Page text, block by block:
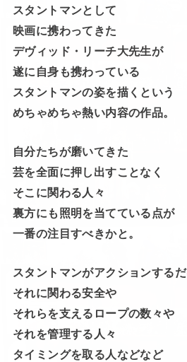
スタントマンとして
映画に携わってきた
デヴィッド・リーチ大先生が
遂に自身も携わっている
スタントマンの姿を描くという
めちゃめちゃ熱い内容の作品。
自分たちが磨いてきた
芸を全面に押し出すことなく
そこに関わる人々
裏方にも照明を当てている点が
一番の注目すべきかと。
スタントマンがアクションする
それに関わる安全や
それらを支えるロープの数々や
それを管理する人々
タイミングを取る人などなど